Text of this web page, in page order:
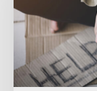
permettent
de
faire
sans
contact